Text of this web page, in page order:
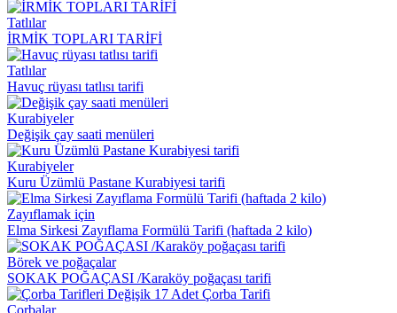
Tatlılar
İRMİK TOPLARI TARİFİ
Tatlılar
Havuç rüyası tatlısı tarifi
Kurabiyeler
Değişik çay saati menüleri
Kurabiyeler
Kuru Üzümlü Pastane Kurabiyesi tarifi
Zayıflamak için
Elma Sirkesi Zayıflama Formülü Tarifi (haftada 2 kilo)
Börek ve poğaçalar
SOKAK POĞAÇASI /Karaköy poğaçası tarifi